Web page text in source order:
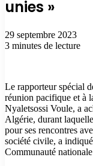
unies »
29 septembre 2023
3 minutes de lecture
Le rapporteur spécial
réunion pacifique et à
Nyaletsossi Voule, a
Algérie, durant
pour ses rencontres
société civile, a
Communauté